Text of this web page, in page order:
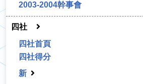
2003-2004幹事會
四社
四社首頁
四社得分
新